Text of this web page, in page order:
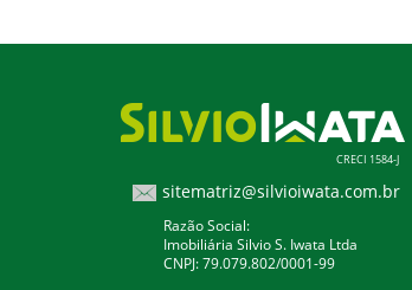
CRECI 1584-J
sitematriz@silvioiwata.com.br
Razão Social:
Imobiliária Silvio S. Iwata Ltda
CNPJ: 79.079.802/0001-99